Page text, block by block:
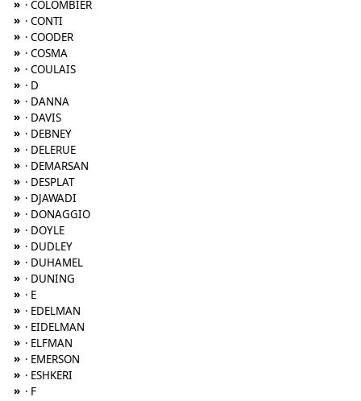
» · COLOMBIER
» · CONTI
» · COODER
» · COSMA
» · COULAIS
» · D
» · DANNA
» · DAVIS
» · DEBNEY
» · DELERUE
» · DEMARSAN
» · DESPLAT
» · DJAWADI
» · DONAGGIO
» · DOYLE
» · DUDLEY
» · DUHAMEL
» · DUNING
» · E
» · EDELMAN
» · EIDELMAN
» · ELFMAN
» · EMERSON
» · ESHKERI
» · F